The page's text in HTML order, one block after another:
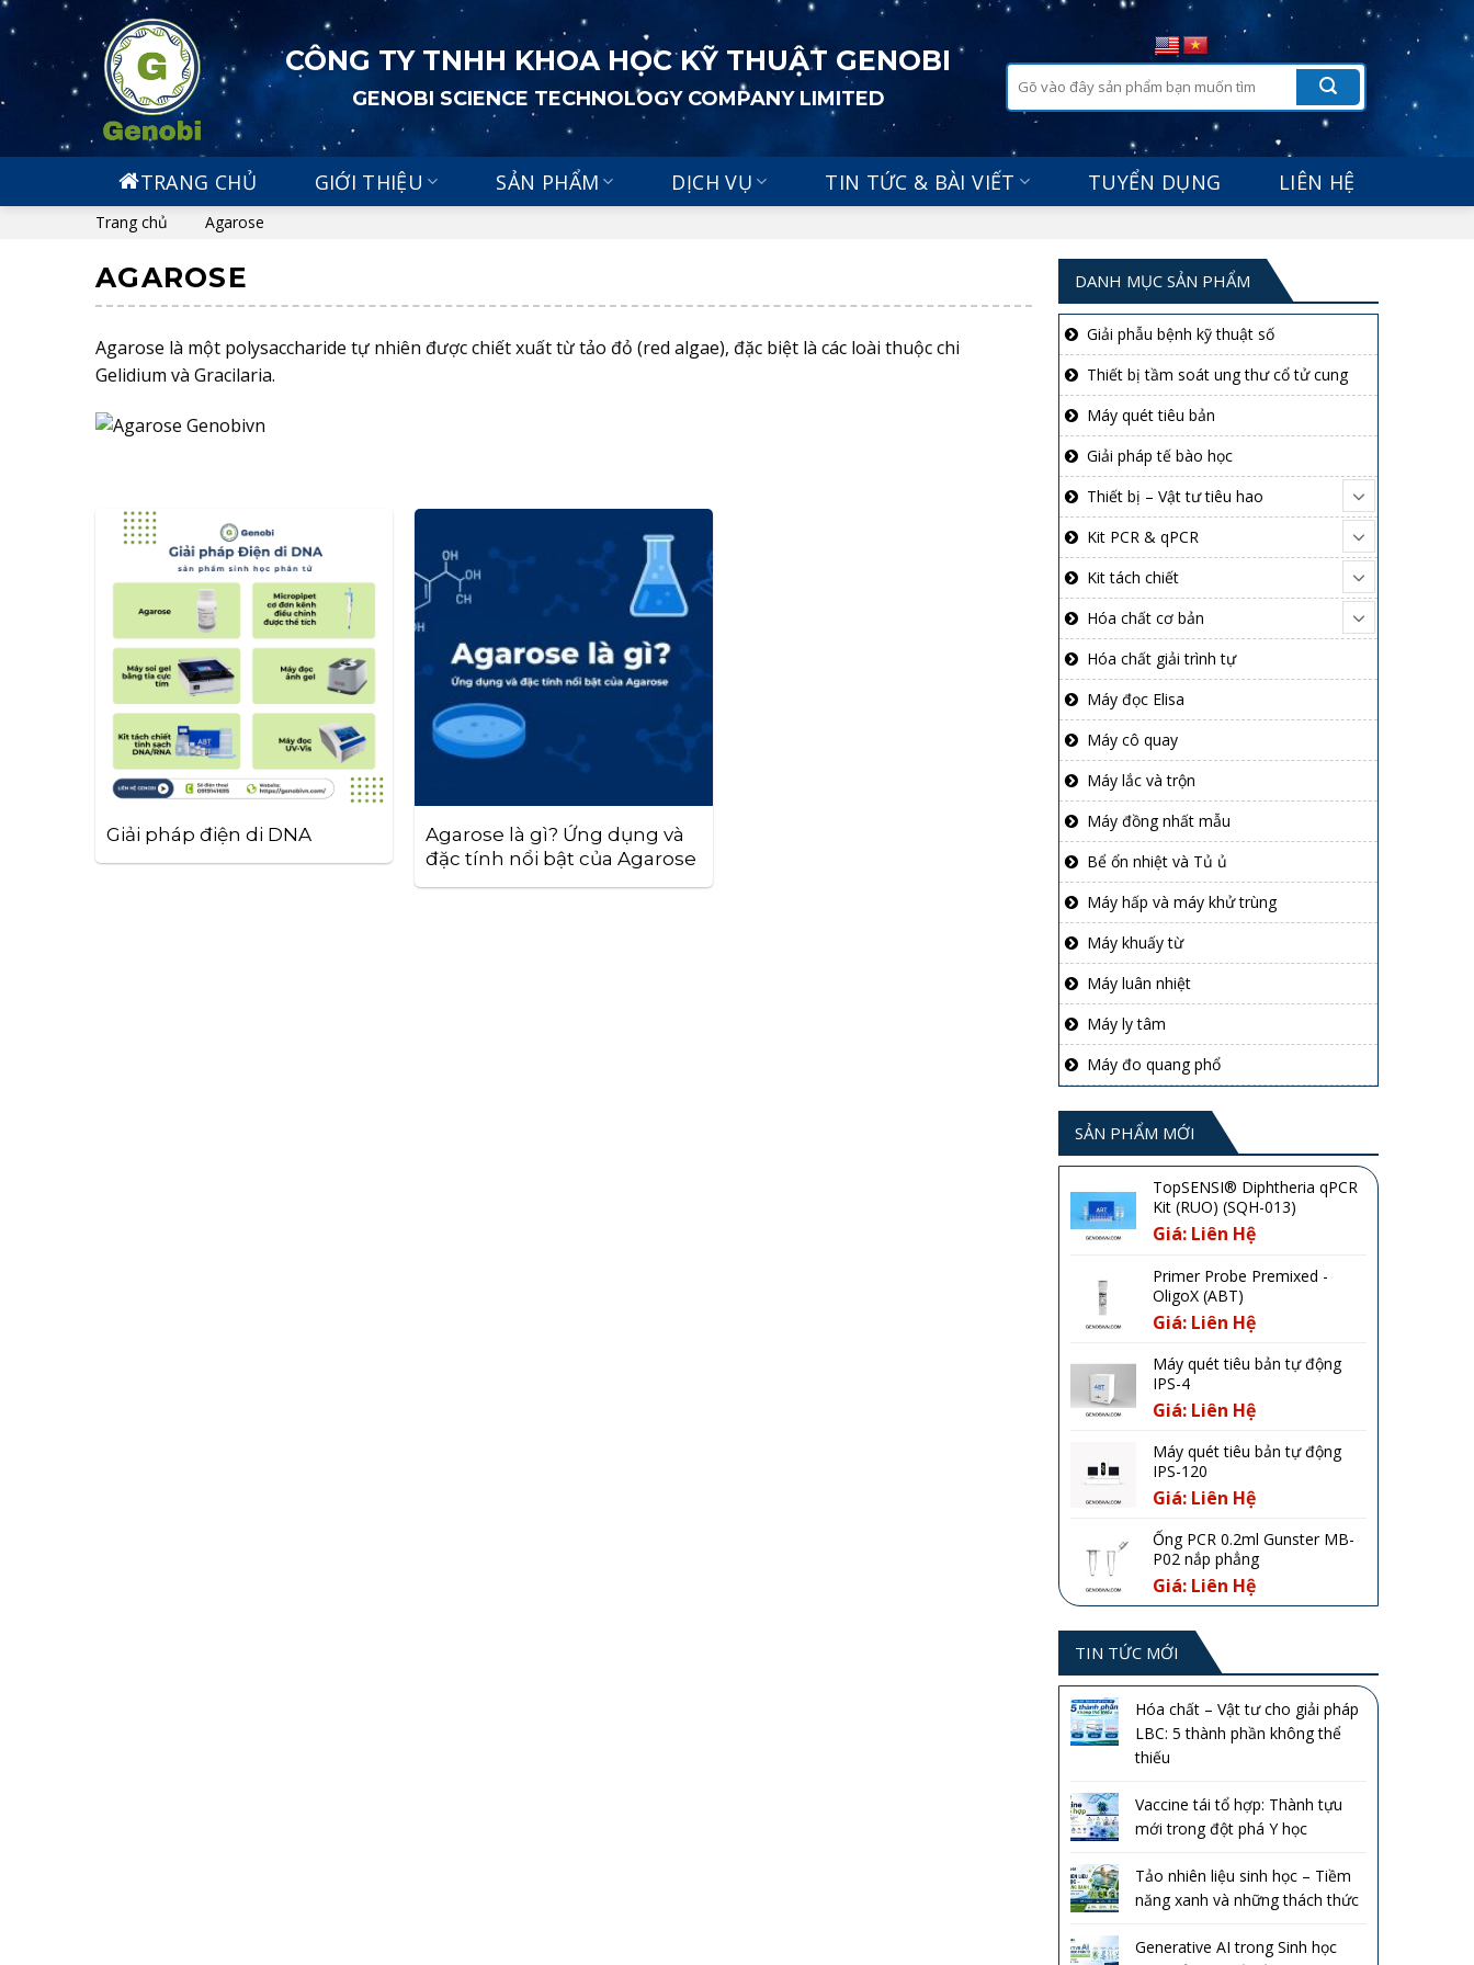
Skip
to
content
CÔNG TY TNHH KHOA HỌC KỸ THUẬT GENOBI
GENOBI SCIENCE TECHNOLOGY COMPANY LIMITED
kiếm:
TRANG CHỦ GIỚI THIỆU SẢN PHẨM DỊCH VỤ TIN TỨC & BÀI VIẾT TUYỂN DỤNG LIÊN HỆ
Trang chủ Agarose
AGAROSE
Agarose là một polysaccharide tự nhiên được chiết xuất từ tảo đỏ (red algae), đặc biệt là các loài thuộc chi
Gelidium và Gracilaria.
Giải pháp điện di DNA
Agarose là gì? Ứng dụng và
đặc tính nổi bật của Agarose
DANH MỤC SẢN PHẨM
Giải phẫu bệnh kỹ thuật số
Thiết bị tầm soát ung thư cổ tử cung
Máy quét tiêu bản
Giải pháp tế bào học
Thiết bị – Vật tư tiêu hao
Kit PCR & qPCR
Kit tách chiết
Hóa chất cơ bản
Hóa chất giải trình tự
Máy đọc Elisa
Máy cô quay
Máy lắc và trộn
Máy đồng nhất mẫu
Bể ổn nhiệt và Tủ ủ
Máy hấp và máy khử trùng
Máy khuấy từ
Máy luân nhiệt
Máy ly tâm
Máy đo quang phổ
SẢN PHẨM MỚI
TopSENSI® Diphtheria qPCR
Kit (RUO) (SQH-013)
Giá: Liên Hệ
Primer Probe Premixed -
OligoX (ABT)
Giá: Liên Hệ
Máy quét tiêu bản tự động
IPS-4
Giá: Liên Hệ
Máy quét tiêu bản tự động
IPS-120
Giá: Liên Hệ
Ống PCR 0.2ml Gunster MB-
P02 nắp phẳng
Giá: Liên Hệ
TIN TỨC MỚI
Hóa chất – Vật tư cho giải pháp
LBC: 5 thành phần không thể
thiếu
Vaccine tái tổ hợp: Thành tựu
mới trong đột phá Y học
Tảo nhiên liệu sinh học – Tiềm
năng xanh và những thách thức
Generative AI trong Sinh học